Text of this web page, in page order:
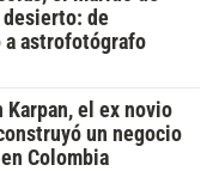
desierto: de
a astrofotógrafo
Karpan, el ex novio
un negocio
Colombia